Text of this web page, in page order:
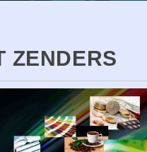
ZENDERS